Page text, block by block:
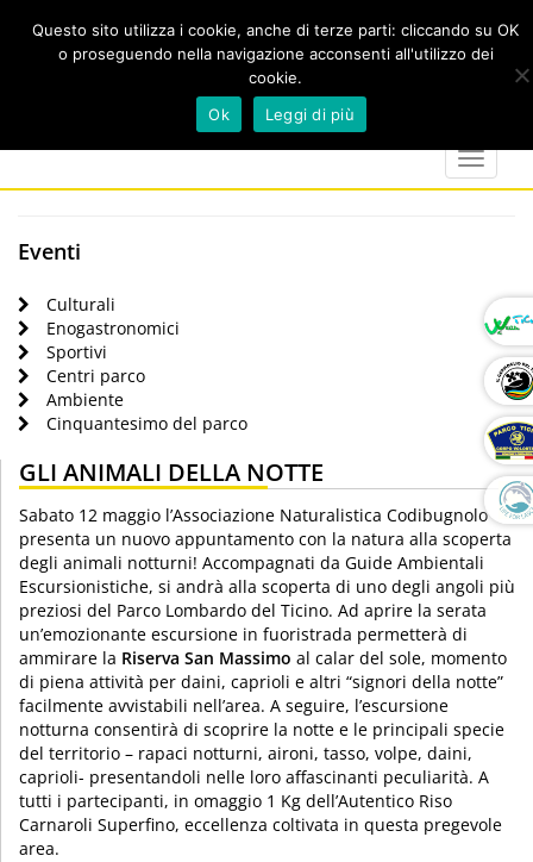
marker
calendar
Toggle
Eventi
Culturali
Enogastronomici
Sportivi
Centri parco
Ambiente
Cinquantesimo del parco
GLI ANIMALI DELLA NOTTE
Sabato 12 maggio l’Associazione Naturalistica Codibugnolo
presenta un nuovo appuntamento con la natura alla scoperta
degli animali notturni! Accompagnati da Guide Ambientali
Escursionistiche, si andrà alla scoperta di uno degli angoli più
preziosi del Parco Lombardo del Ticino. Ad aprire la serata
un’emozionante escursione in fuoristrada permetterà di
ammirare la Riserva San Massimo al calar del sole, momento
di piena attività per daini, caprioli e altri “signori della notte”
facilmente avvistabili nell’area. A seguire, l’escursione
notturna consentirà di scoprire la notte e le principali specie
del territorio – rapaci notturni, aironi, tasso, volpe, daini,
caprioli- presentandoli nelle loro affascinanti peculiarità. A
tutti i partecipanti, in omaggio 1 Kg dell’Autentico Riso
Carnaroli Superfino, eccellenza coltivata in questa pregevole
area.
Questo sito utilizza i cookie, anche di terze parti: cliccando su OK
o proseguendo nella navigazione acconsenti all'utilizzo dei
cookie.
Ok
Leggi di più